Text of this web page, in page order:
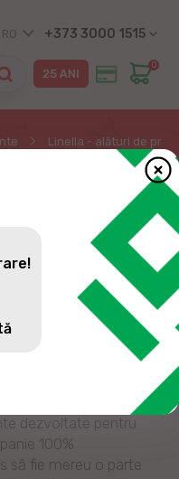
RO +373 3000 1515
0
Linella - alături de
DE
în
cu prețuri
naturale și
dezvoltate pentru
100%
să fie mereu o parte